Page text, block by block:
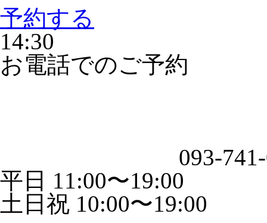
予約する
14:30
お電話でのご予約
093-
平日 11:00〜19:00
土日祝 10:00〜19:00